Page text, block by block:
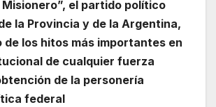
el partido político
la Provincia y de la Argentina,
de los hitos más importantes en
de cualquier fuerza
de la personería
federal